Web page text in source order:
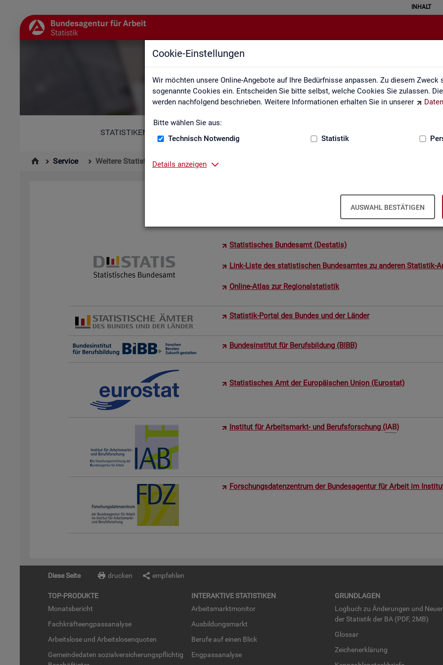
Cookie-Einstellungen
Wir möchten unsere Online-Angebote auf Ihre Bedürfnisse anpassen. Zu diesem Zweck
sogenannte Cookies ein. Entscheiden Sie bitte selbst, welche Cookies Sie zulassen.
werden nachfolgend beschrieben. Weitere Informationen erhalten Sie in unserer
Bitte wählen Sie aus:
Technisch Notwendig
Statistik
Details anzeigen
AUSWAHL BESTÄTIGEN
INHALT
Weitere Statistikangebote
STATISTIKEN
Service Weitere Statistikangebote
Wei­te­re Sta­tis­tik­an­ge­bo­te
Hier er­hal­ten Sie eine Aus­wahl wei­te­rer Sta­tis­tik­an­ge­bo­te an­de­rer
Sta­tis­ti­sches Bun­des­amt (De­sta­tis)
Link-Liste des sta­tis­ti­schen Bun­des­am­tes zu an­de­ren Sta­tis­tik-
On­line-Atlas zur Re­gio­nal­sta­tis­tik
Sta­tis­tik-Por­tal des Bun­des und der Län­der
Bun­des­in­sti­tut für Be­rufs­bil­dung (BIBB)
Sta­tis­ti­sches Amt der Eu­ro­päi­schen Union (Eu­ro­stat)
In­sti­tut für Ar­beits­markt- und Be­rufs­for­schung (IAB)
For­schungs­da­ten­zen­trum der Bun­des­agen­tur für Ar­beit im
Diese Seite drucken empfehlen
TOP-PRO­DUK­TE
Mo­nats­be­richt
Fach­kräf­te­eng­pass­ana­ly­se
Ar­beits­lo­se und Ar­beits­lo­sen­quo­ten
Ge­mein­de­da­ten so­zi­al­ver­si­che­rungs­pflich­tig
IN­TER­AK­TI­VE STA­TIS­TI­KEN
Ar­beits­markt­mo­ni­tor
Aus­bil­dungs­markt
Be­ru­fe auf einen Blick
Eng­pass­ana­ly­se
GRUND­LA­GEN
Log­buch zu Än­de­run­gen und
der Sta­tis­tik der BA (PDF, 2MB)
Glos­sar
Zei­chen­er­klä­rung